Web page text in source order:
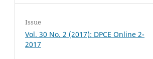
Issue
Vol. 30 No. 2 (2017): DPCE Online 2-
2017